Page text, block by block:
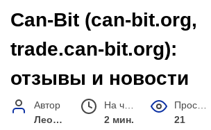
Can-Bit (can-bit.org,
trade.can-bit.org):
отзывы и новости
Автор
Леонид Малышев
2 мин.
21